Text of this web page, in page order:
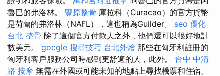
魯巴的弗洛林。 豐原整骨 庫拉科（Curacao）的官方貨幣
是荷蘭的弗洛林（NAFL），這也稱為Guilder。 seo 優化
台北 整骨 除了這個官方付款人之外，他們還可以很好地計
數美元。 google 搜尋技巧 台北外燴 那些在匈牙利註冊的
匈牙利客戶服務公司時感到更舒適的人，此外。 台中 中清
路 按摩 無需在外國或可能未知的地點上尋找機票和住宿。